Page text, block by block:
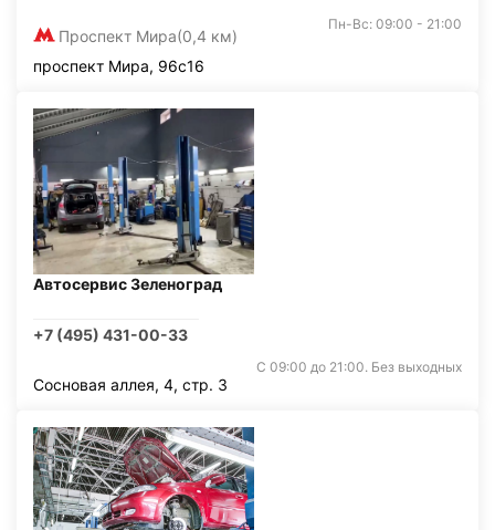
Проспект Мира(0,4 км)
Пн-Вс: 09:00 - 21:00
проспект Мира, 96с16
Автосервис Зеленоград
+7 (495) 431-00-33
С 09:00 до 21:00. Без выходных
Сосновая аллея, 4, стр. 3